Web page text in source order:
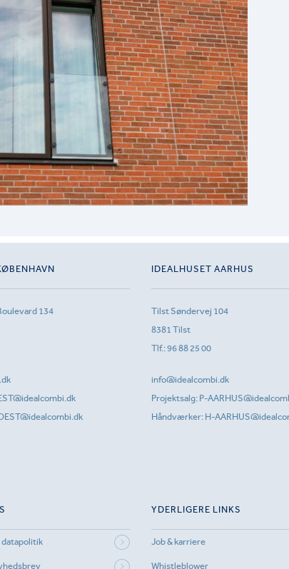
134
IDEALHUSET AARHUS
Tilst Søndervej 104
8381 Tilst
Tlf.:96 88 25 00
info@idealcombi.dk
Projektsalg: P-
Håndværker: H-
YDERLIGERE LINKS
Job & karriere
Whistleblower